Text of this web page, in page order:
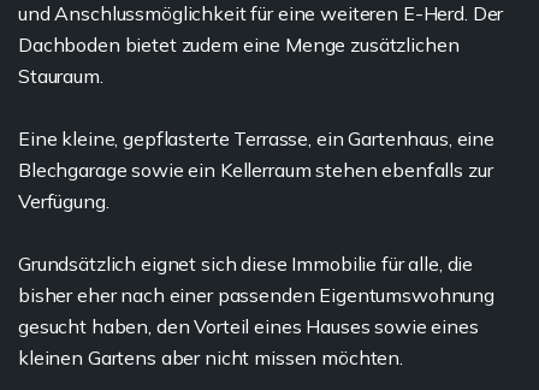
und Anschlussmöglichkeit für eine weiteren E-Herd. Der
Dachboden bietet zudem eine Menge zusätzlichen
Stauraum.
Eine kleine, gepflasterte Terrasse, ein Gartenhaus, eine
Blechgarage sowie ein Kellerraum stehen ebenfalls zur
Verfügung.
Grundsätzlich eignet sich diese Immobilie für alle, die
bisher eher nach einer passenden Eigentumswohnung
gesucht haben, den Vorteil eines Hauses sowie eines
kleinen Gartens aber nicht missen möchten.